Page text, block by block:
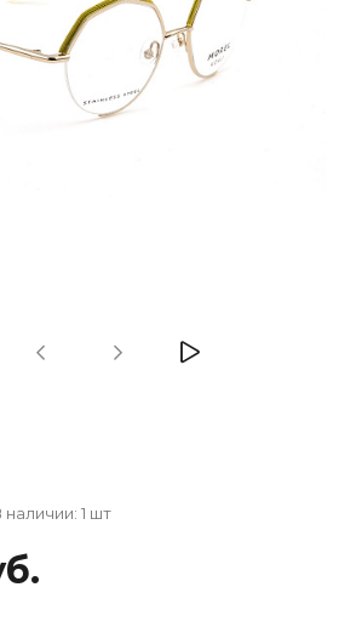
наличии: 1 шт